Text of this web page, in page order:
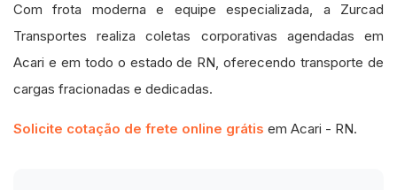
Com frota moderna e equipe especializada, a Zurcad
Transportes realiza coletas corporativas agendadas em
Acari e em todo o estado de RN, oferecendo transporte de
cargas fracionadas e dedicadas.
Solicite cotação de frete online grátis em Acari - RN.